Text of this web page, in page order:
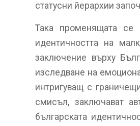
статусни йерархии
Така променящата се
идентичността на
заключение върху
изследване на
интригуващ с
смисъл, заключават
българската